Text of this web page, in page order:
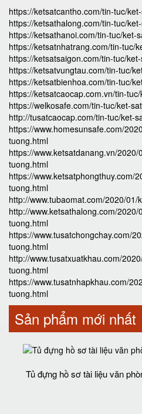
https://ketsatcantho.com/tin-tuc/
https://ketsathalong.com/tin-tuc/
https://ketsathanoi.com/tin-tuc/ket-
https://ketsatnhatrang.com/tin-tuc/
https://ketsatsaigon.com/tin-tuc/
https://ketsatvungtau.com/tin-tuc/
https://ketsatbienhoa.com/tin-tuc/
https://ketsatcaocap.com.vn/tin-
https://welkosafe.com/tin-tuc/ket-
http://tusatcaocap.com/tin-tuc/ket-
https://www.homesunsafe.com/
tuong.html
https://www.ketsatdanang.vn/
tuong.html
https://www.ketsatphongthuy.com/
tuong.html
http://www.tubaomat.com/2020/
http://www.ketsathalong.com/
tuong.html
https://www.tusatchongchay.com/
tuong.html
http://www.tusatxuatkhau.com/
tuong.html
https://www.tusatnhapkhau.com/
tuong.html
Sản phẩm mới nhất
Tủ đựng hồ sơ tài liệu văn